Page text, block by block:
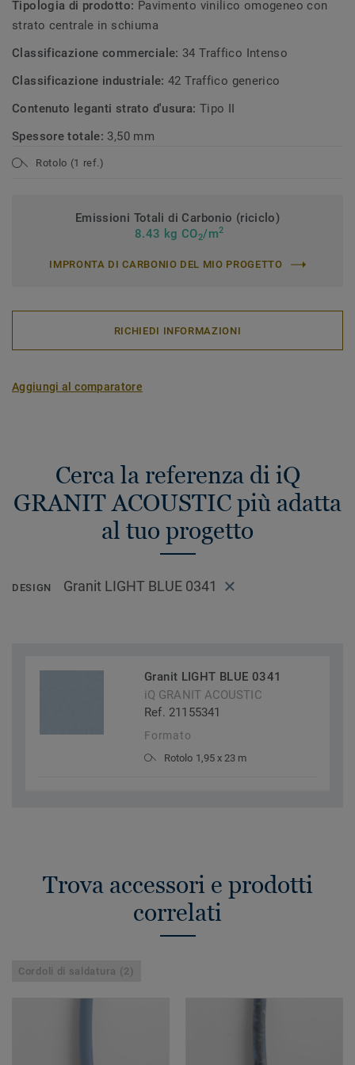
Tipologia di prodotto: Pavimento vinilico omogeneo con
strato centrale in schiuma
Classificazione commerciale: 34 Traffico Intenso
Classificazione industriale:42 Traffico generico
Contenuto leganti strato d'usura: Tipo II
Spessore totale: 3,50 mm
Rotolo (1 ref.)
Emissioni Totali di Carbonio (riciclo)
8.43 kg CO2/m2
IMPRONTA DI CARBONIO DEL MIO PROGETTO
RICHIEDI INFORMAZIONI
Aggiungi al comparatore
Cerca la referenza di iQ
GRANIT ACOUSTIC più adatta
al tuo progetto
DESIGN Granit LIGHT BLUE 0341
Granit LIGHT BLUE 0341
iQ GRANIT ACOUSTIC
Ref. 21155341
Formato
Rotolo 1,95 x 23 m
Trova accessori e prodotti
correlati
Cordoli di saldatura (2)